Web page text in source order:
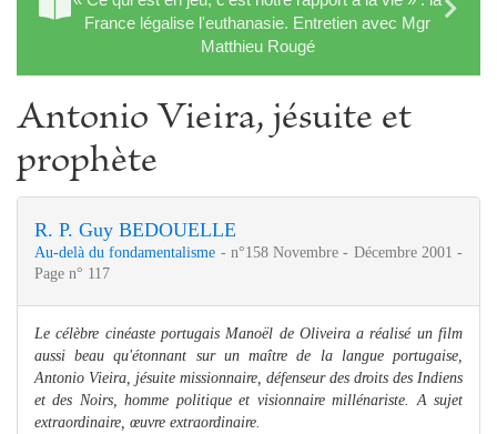
France légalise l'euthanasie. Entretien avec Mgr
Matthieu Rougé
Antonio Vieira, jésuite et
prophète
R. P. Guy BEDOUELLE
Au-delà du fondamentalisme - n°158 Novembre - Décembre 2001 -
Page n° 117
Le célèbre cinéaste portugais Manoël de Oliveira a réalisé un film
aussi beau qu'étonnant sur un maître de la langue portugaise,
Antonio Vieira, jésuite missionnaire, défenseur des droits des Indiens
et des Noirs, homme politique et visionnaire millénariste. A sujet
extraordinaire, œuvre extraordinaire.